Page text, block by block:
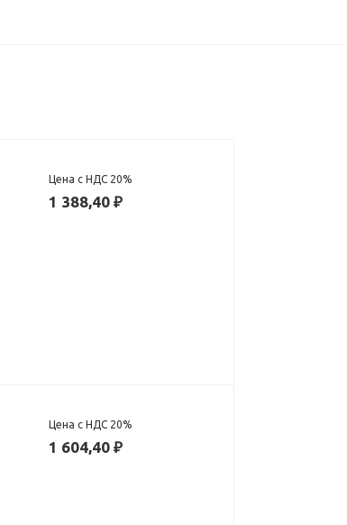
Цена с НДС 20%
1 388,40 ₽
Цена с НДС 20%
1 604,40 ₽